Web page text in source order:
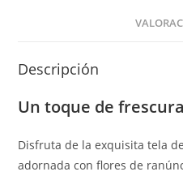
Descripción
Un toque de
Disfruta de la exquisita tela
adornada con flores de